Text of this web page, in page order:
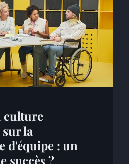
culture
la
d'équipe : un
succès ?